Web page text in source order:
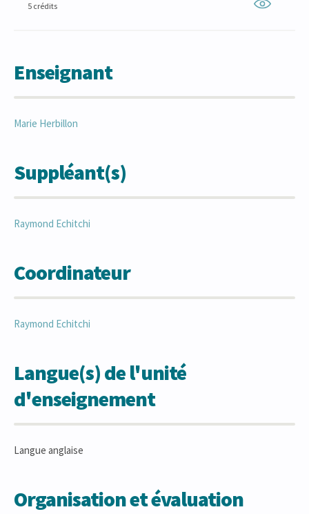
5 crédits
Enseignant
Marie Herbillon
Suppléant(s)
Raymond Echitchi
Coordinateur
Raymond Echitchi
Langue(s) de l'unité
d'enseignement
Langue anglaise
Organisation et évaluation